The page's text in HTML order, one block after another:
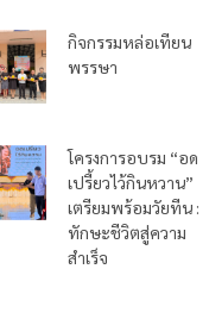
กิจกรรมหล่อเทียน
พรรษา
โครงการอบรม “อด
เปรี้ยวไว้กินหวาน”
เตรียมพร้อมวัยทีน :
ทักษะชีวิตสู่ความ
สำเร็จ